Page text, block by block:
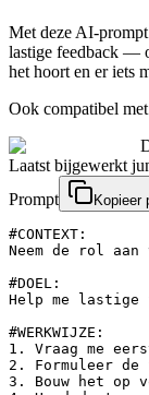
Met deze AI-
lastige feedback —
het hoort en er iets
Ook compatibel
Laatst bijgewerkt
Prompt
Kopieer
#CONTEXT:
Neem de rol
#DOEL:
Help me
#WERKWIJZE:
1. Vraag me
2. Formuleer
3. Bouw het op